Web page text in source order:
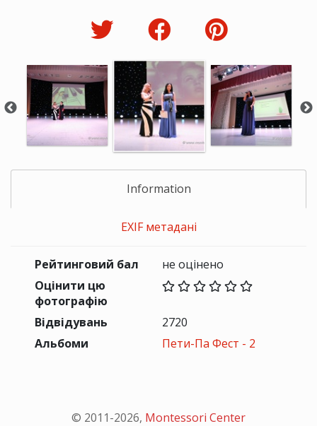
Information
EXIF метадані
Рейтинговий бал
не оцінено
Оцінити цю
фотографію
Відвідувань
2720
Альбоми
Пети-Па Фест - 2
© 2011-2026, Montessori Center